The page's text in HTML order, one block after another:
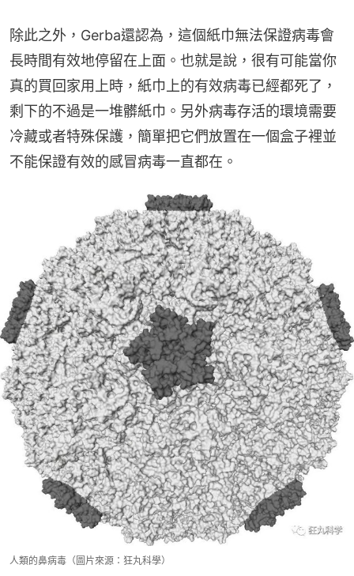
除此之外，Gerba還認為，這個紙巾無法保證病毒會
長時間有效地停留在上面。也就是說，很有可能當你
真的買回家用上時，紙巾上的有效病毒已經都死了，
剩下的不過是一堆髒紙巾。另外病毒存活的環境需要
冷藏或者特殊保護，簡單把它們放置在一個盒子裡並
不能保證有效的感冒病毒一直都在。
人類的鼻病毒（圖片來源：狂丸科學）